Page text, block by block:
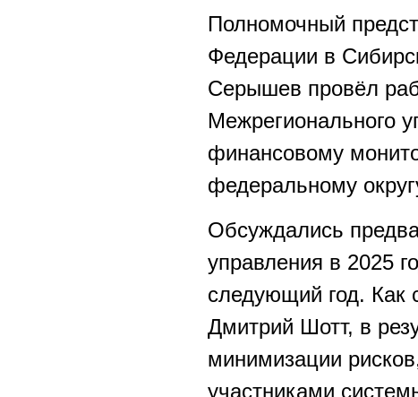
Полномочный
Федерации в
Серышев провёл
Межрегионального
финансовому
федеральному
Обсуждались
управления в 2025
следующий год.
Дмитрий Шотт, в
минимизации
участниками